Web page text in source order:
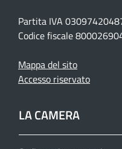
Partita IVA
Codice fiscale
Mappa del sito
Accesso riservato
LA CAMERA